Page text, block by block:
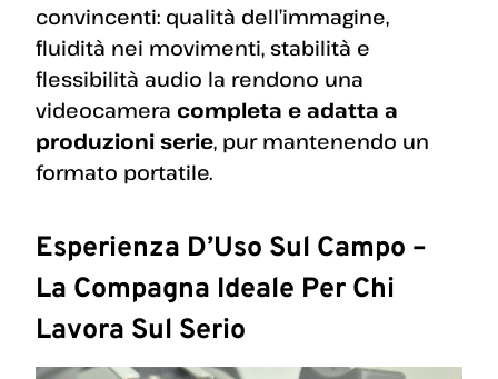
convincenti: qualità dell’immagine,
fluidità nei movimenti, stabilità e
flessibilità audio la rendono una
videocamera completa e adatta a
produzioni serie, pur mantenendo un
formato portatile.
Esperienza D’Uso Sul Campo –
La Compagna Ideale Per Chi
Lavora Sul Serio